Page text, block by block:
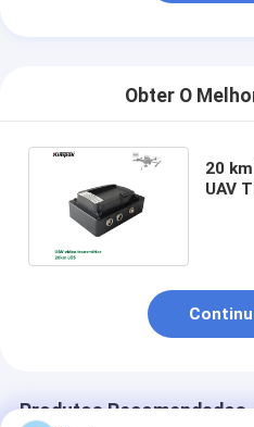
Obter O
20
UAV
Produtos Recomendados